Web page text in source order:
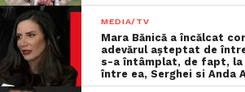
MEDIA/TV
Mara Bănică a încălcat
adevărul așteptat de
s-a întâmplat, de fapt, la
între ea, Serghei si Anda